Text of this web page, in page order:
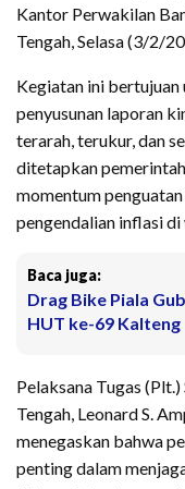
Kantor Perwakilan
Tengah, Selasa (3/2/
Kegiatan ini
penyusunan laporan
terarah, terukur, dan
ditetapkan
momentum
pengendalian inflasi
Baca juga:
Drag Bike Piala
HUT ke-69 Kalteng
Pelaksana Tugas
Tengah, Leonard S.
menegaskan bahwa
penting dalam